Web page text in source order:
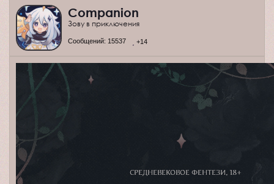
Companion
Зову в приключения
Сообщений: 15537 +14